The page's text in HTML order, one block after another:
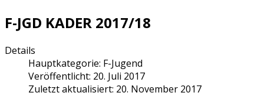
F-JGD KADER 2017/18
Details
Hauptkategorie: F-Jugend
Veröffentlicht: 20. Juli 2017
Zuletzt aktualisiert: 20. November 2017